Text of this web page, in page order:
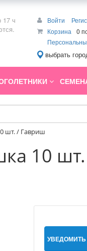
17 ч
Войти
Корзина
0
выбрать
шт. / Гавриш
10